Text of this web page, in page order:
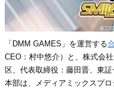
「DMM GAMES」を運営する
CEO：村中悠介）と、株式会
区、代表取締役：藤田晋、東
本部は、メディアミックスプ